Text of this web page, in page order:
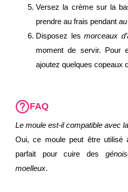
Versez la crème sur la
prendre au frais pendant
Disposez lesmorceaux
moment de servir. Pour
ajoutez quelques copeaux
FAQ
Le moule est-il compatible avec
Oui, ce moule peut être utilisé
parfait pour cuire des
moelleux.